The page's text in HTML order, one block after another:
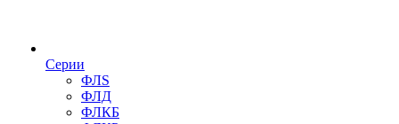
Серии
ФЛS
ФЛД
ФЛКБ